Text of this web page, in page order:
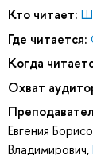
Кто читает:
Где читается:
Когда
Охват
Евгения
Владимирович,